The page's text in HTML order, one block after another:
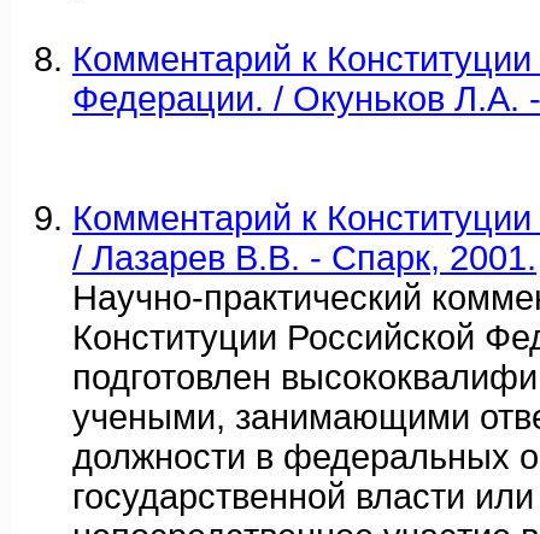
Комментарий к
Федерации. / Окуньков Л.А.
Комментарий к
/ Лазарев В.В. - Спарк, 2001.
Научно-практический
Конституции Российской
подготовлен
учеными, занимающими
должности в федеральных
государственной власти